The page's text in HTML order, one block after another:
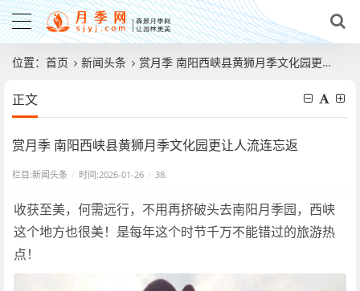
位置： 首页 新闻头条 赏月季 南阳西峡县黄狮月季文化园更让人流连忘返
正文
赏月季 南阳西峡县黄狮月季文化园更让人流连忘返
栏目:新闻头条 / 时间:2026-01-26 / 38.
收获至美，何需远行，不用再挤破头去南阳月季园，西峡
这个地方也很美！是每年这个时节千万不能错过的旅游热
点！